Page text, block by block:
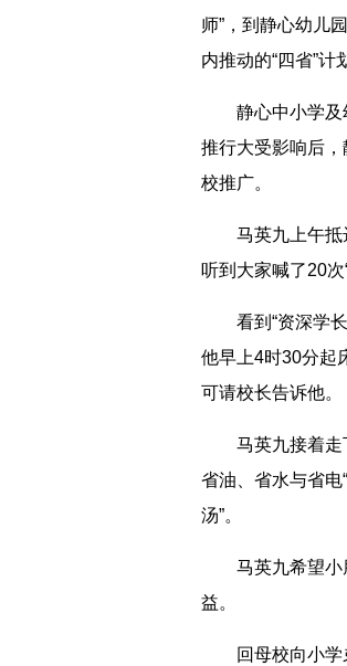
师”，到静心幼儿
内推动的“四省”计
静心中小学及幼
推行大受影响后
校推广。
马英九上午抵达
听到大家喊了20次
看到“资深学长”
他早上4时30分起
可请校长告诉他。
马英九接着走下
省油、省水与省电
汤”。
马英九希望小朋
益。
回母校向小学弟